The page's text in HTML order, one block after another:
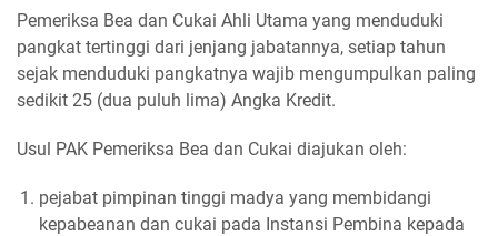
Pemeriksa Bea dan Cukai Ahli Utama yang menduduki
pangkat tertinggi dari jenjang jabatannya, setiap tahun
sejak menduduki pangkatnya wajib mengumpulkan paling
sedikit 25 (dua puluh lima) Angka Kredit.
Usul PAK Pemeriksa Bea dan Cukai diajukan oleh:
pejabat pimpinan tinggi madya yang membidangi
kepabeanan dan cukai pada Instansi Pembina kepada